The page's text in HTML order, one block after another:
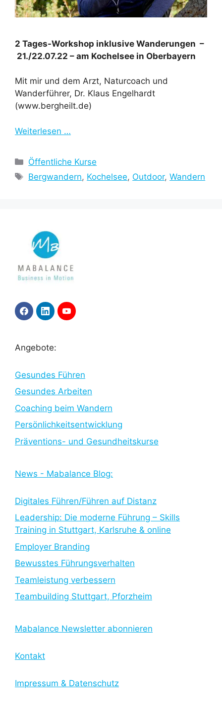
2 Tages-Workshop inklusive Wanderungen –
21./22.07.22 – am Kochelsee in Oberbayern
Mit mir und dem Arzt, Naturcoach und
Wanderführer, Dr. Klaus Engelhardt
(www.bergheilt.de)
Weiterlesen …
Kategorien
Öffentliche Kurse
Schlagwörter
Bergwandern, Kochelsee, Outdoor,Wandern
F
a
b
o
L
i
e
d
Y
o
Angebote:
Gesundes Führen
Gesundes Arbeiten
Coaching beim Wandern
Persönlichkeitsentwicklung
Präventions- und Gesundheitskurse
News - Mabalance Blog:
Digitales Führen/Führen auf Distanz
Leadership: Die moderne Führung – Skills
Training in Stuttgart, Karlsruhe & online
Employer Branding
Bewusstes Führungsverhalten
Teamleistung verbessern
Teambuilding Stuttgart, Pforzheim
Mabalance Newsletter abonnieren
Kontakt
Impressum & Datenschutz